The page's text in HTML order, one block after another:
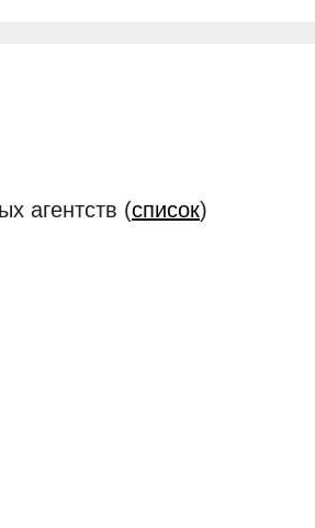
агентств (список)